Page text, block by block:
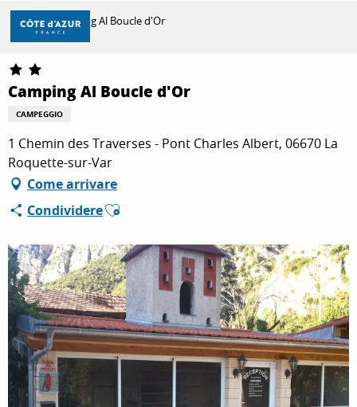
Aller
contenu
principal
SCOPRIRE
PER FARE
SOGGIORNO
Casa Camping Al Boucle d'Or
Camping Al Boucle d'Or
CAMPEGGIO
1 Chemin des Traverses - Pont Charles Albert, 06670 La
Roquette-sur-Var
Come arrivare
CondividereAjouter aux favoris